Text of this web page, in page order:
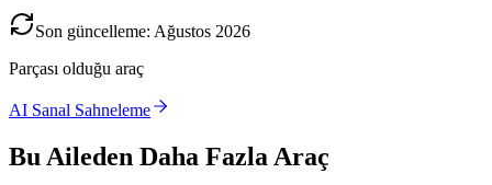
Son güncelleme: Ağustos 2026
Parçası olduğu araç
AI Sanal Sahneleme
Bu Aileden Daha Fazla Araç